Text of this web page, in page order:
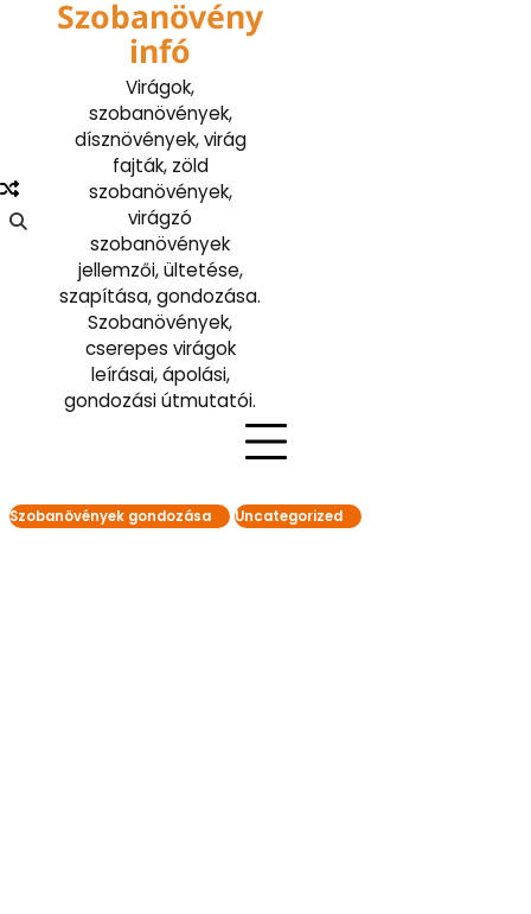
Szobanövény
infó
Virágok,
szobanövények,
dísznövények, virág
fajták, zöld
szobanövények,
virágzó
szobanövények
jellemzői, ültetése,
szapítása, gondozása.
Szobanövények,
cserepes virágok
leírásai, ápolási,
gondozási útmutatói.
Szobanövények gondozása Uncategorized